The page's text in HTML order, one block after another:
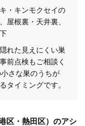
・キンモクセイの
屋根裏・天井裏、
れた見えにくい巣
前点検もご相談く
さな巣のうちが
タイミングです。
区・熱田区）のアシ